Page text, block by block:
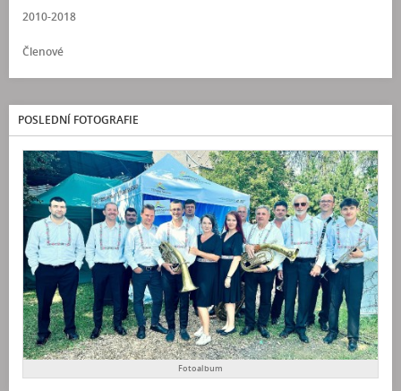
2010-2018
Členové
POSLEDNÍ FOTOGRAFIE
Fotoalbum